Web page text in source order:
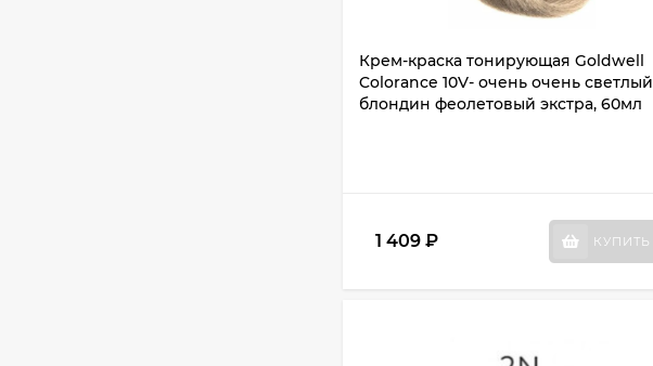
Крем-краска тонирующая Goldwell
Colorance 10V- очень очень светлый
блондин феолетовый экстра, 60мл
1 409 ₽ КУПИТЬ